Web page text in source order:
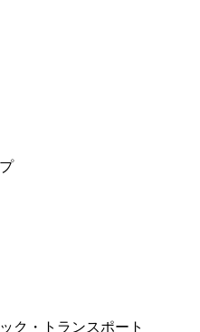
ク・トランスポート